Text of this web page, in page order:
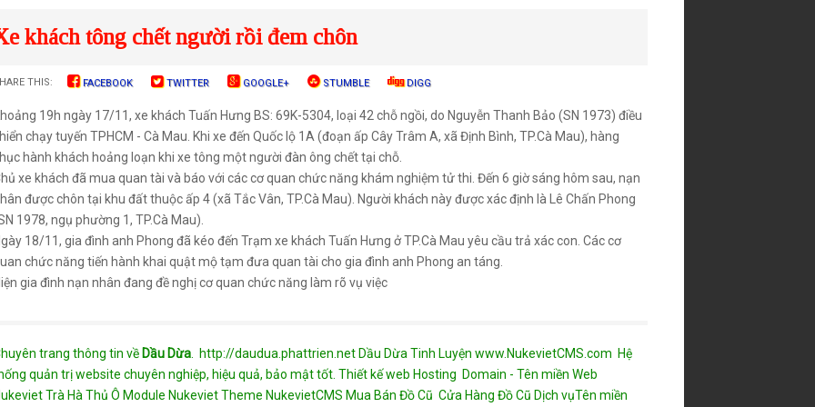
khách tông chết người rồi đem chôn
THIS: FACEBOOK TWITTER GOOGLE+ STUMBLE DIGG
19h ngày 17/11, xe khách Tuấn Hưng BS: 69K-5304, loại 42 chỗ ngồi, do Nguyễn Thanh Bảo (SN 1973) điều
chạy tuyến TPHCM - Cà Mau. Khi xe đến Quốc lộ 1A (đoạn ấp Cây Trâm A, xã Định Bình, TP.Cà Mau), hàng
hành khách hoảng loạn khi xe tông một người đàn ông chết tại chỗ.
xe khách đã mua quan tài và báo với các cơ quan chức năng khám nghiệm tử thi. Đến 6 giờ sáng hôm sau, nạn
được chôn tại khu đất thuộc ấp 4 (xã Tắc Vân, TP.Cà Mau). Người khách này được xác định là Lê Chấn Phong
1978, ngụ phường 1, TP.Cà Mau).
18/11, gia đình anh Phong đã kéo đến Trạm xe khách Tuấn Hưng ở TP.Cà Mau yêu cầu trả xác con. Các cơ
chức năng tiến hành khai quật mộ tạm đưa quan tài cho gia đình anh Phong an táng.
gia đình nạn nhân đang đề nghị cơ quan chức năng làm rõ vụ việc
trang thông tin về Dầu Dừa http://daudua.phattrien.net Dầu Dừa Tinh Luyện www.NukevietCMS.com Hệ
quản trị website chuyên nghiệp, hiệu quả, bảo mật tốt. Thiết kế web Hosting Domain - Tên miền Web
Trà Hà Thủ Ô Module NukevietTheme NukevietCMS Mua Bán Đồ Cũ Cửa Hàng Đồ Cũ Dịch vụTên miền